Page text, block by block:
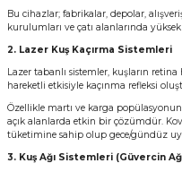
Bu cihazlar; fabrikalar, depolar,
kurulumları ve çatı alanlarında
2. Lazer Kuş Kaçırma Sistemleri
Lazer tabanlı sistemler, kuşların
hareketli etkisiyle kaçınma refleksi
Özellikle martı ve karga
açık alanlarda etkin bir çözümdür.
tüketimine sahip olup gece/gündüz
3. Kuş Ağı Sistemleri (Güvercin